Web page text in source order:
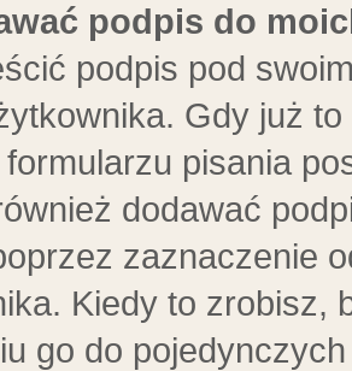
podpis do
podpis pod
Gdy już
pisania
dodawać
zaznaczenie
Kiedy to zrobisz,
go do